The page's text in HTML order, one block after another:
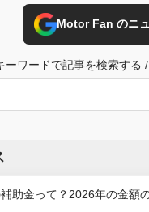
Motor Fan のニ
ーワードで記事を検索する /
助金って？2026年の金額